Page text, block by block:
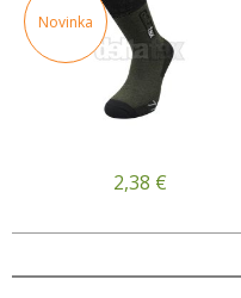
Novinka
2,38 €